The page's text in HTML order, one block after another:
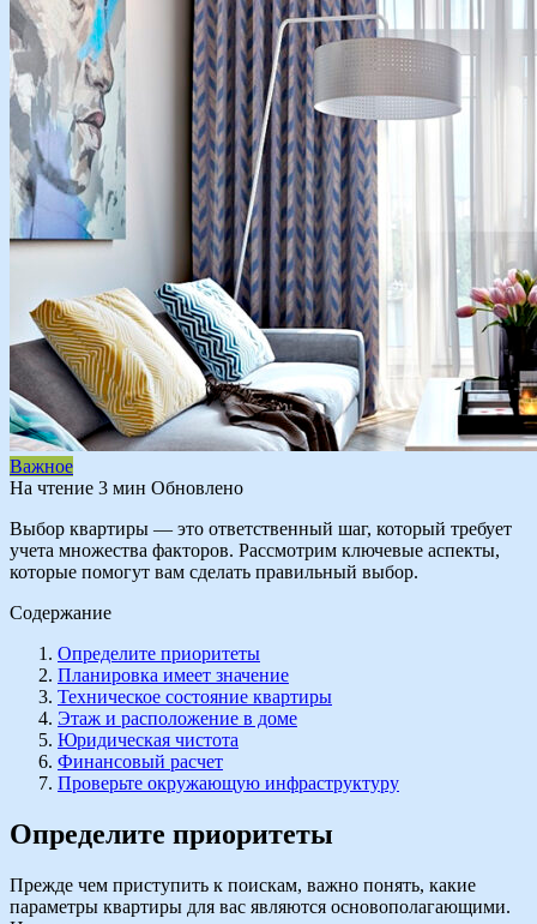
Важное
На чтение 3 мин Обновлено
Выбор квартиры — это ответственный шаг, который требует
учета множества факторов. Рассмотрим ключевые аспекты,
которые помогут вам сделать правильный выбор.
Содержание
Определите приоритеты
Планировка имеет значение
Техническое состояние квартиры
Этаж и расположение в доме
Юридическая чистота
Финансовый расчет
Проверьте окружающую инфраструктуру
Определите приоритеты
Прежде чем приступить к поискам, важно понять, какие
параметры квартиры для вас являются основополагающими.